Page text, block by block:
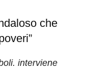
che
interviene